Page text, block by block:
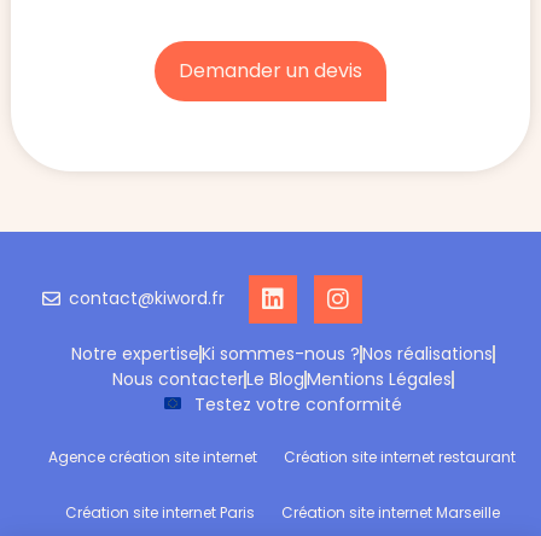
Demander un devis
contact@kiword.fr
Notre expertiseKi sommes-nous ?Nos réalisations
Nous contacterLe BlogMentions Légales
Testez votre conformité
Agence création site internet Création site internet restaurant
Création site internet Paris Création site internet Marseille